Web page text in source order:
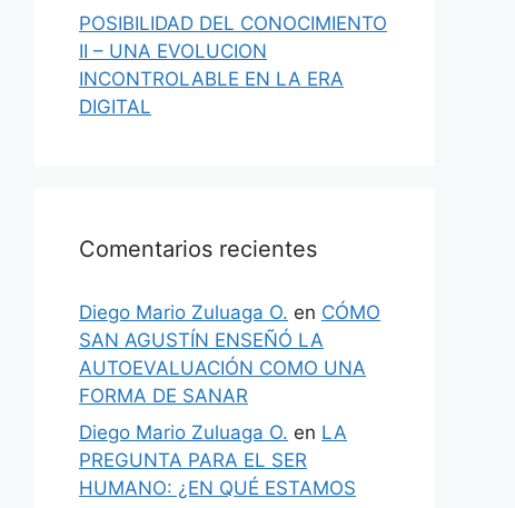
POSIBILIDAD DEL CONOCIMIENTO
II – UNA EVOLUCION
INCONTROLABLE EN LA ERA
DIGITAL
Comentarios recientes
Diego Mario Zuluaga O. en CÓMO
SAN AGUSTÍN ENSEÑÓ LA
AUTOEVALUACIÓN COMO UNA
FORMA DE SANAR
Diego Mario Zuluaga O. en LA
PREGUNTA PARA EL SER
HUMANO: ¿EN QUÉ ESTAMOS